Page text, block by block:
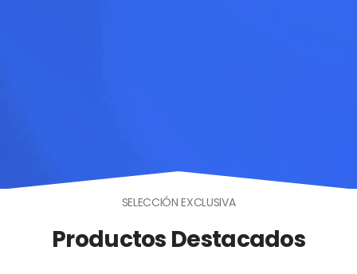
SELECCIÓN EXCLUSIVA
Productos Destacados